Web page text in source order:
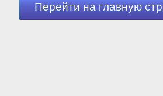
Перейти на главную